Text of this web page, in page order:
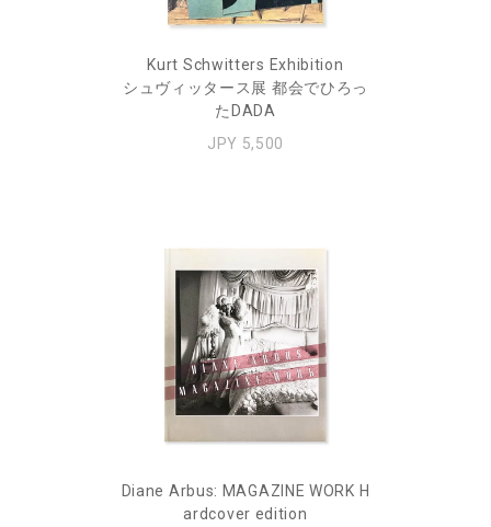
Kurt Schwitters Exhibition
シュヴィッタース展 都会でひろっ
たDADA
JPY 5,500
Diane Arbus: MAGAZINE WORK H
ardcover edition